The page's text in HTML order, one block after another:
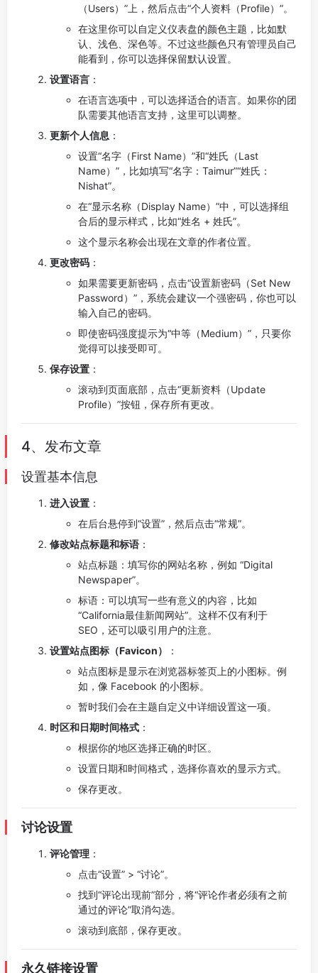
（Users）”上，然后点击“个人资料（Profile）”。
在这里你可以自定义仪表盘的颜色主题，比如默
认、浅色、深色等。不过这些颜色只有管理员自己
能看到，你可以选择保留默认设置。
设置语言 ：
在语言选项中，可以选择适合的语言。如果你的团
队需要其他语言支持，这里可以调整。
更新个人信息 ：
设置“名字（First Name）”和“姓氏（Last
Name）”，比如填写“名字：Taimur”“姓氏：
Nishat”。
在“显示名称（Display Name）”中，可以选择组
合后的显示样式，比如“姓名 + 姓氏”。
这个显示名称会出现在文章的作者位置。
更改密码 ：
如果需要更新密码，点击“设置新密码（Set New
Password）”，系统会建议一个强密码，你也可以
输入自己的密码。
即使密码强度提示为“中等（Medium）”，只要你
觉得可以接受即可。
保存设置 ：
滚动到页面底部，点击“更新资料（Update
Profile）”按钮，保存所有更改。
4、发布文章
设置基本信息
进入设置 ：
在后台悬停到“设置”，然后点击“常规”。
修改站点标题和标语 ：
站点标题：填写你的网站名称，例如 “Digital
Newspaper”。
标语：可以填写一些有意义的内容，比如
“California最佳新闻网站”。这样不仅有利于
SEO，还可以吸引用户的注意。
设置站点图标（Favicon）
：
站点图标是显示在浏览器标签页上的小图标。例
如，像 Facebook 的小图标。
暂时我们会在主题自定义中详细设置这一项。
时区和日期时间格式 ：
根据你的地区选择正确的时区。
设置日期和时间格式，选择你喜欢的显示方式。
保存更改。
讨论设置
评论管理 ：
点击“设置” > “讨论”。
找到“评论出现前”部分，将“评论作者必须有之前
通过的评论”取消勾选。
滚动到底部，保存更改。
永久链接设置